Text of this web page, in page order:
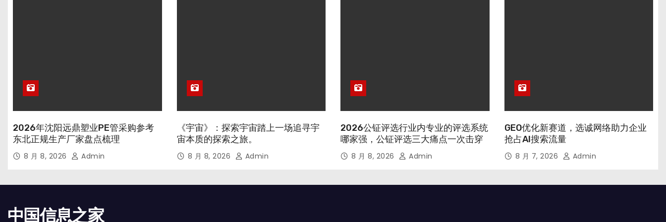
2026年沈阳远鼎塑业PE管采购参考
东北正规生产厂家盘点梳理
8 月 8, 2026 Admin
《宇宙》：探索宇宙踏上一场追寻宇
宙本质的探索之旅。
8 月 8, 2026 Admin
2026公钲评选行业内专业的评选系统
哪家强，公钲评选三大痛点一次击穿
8 月 8, 2026 Admin
GEO优化新赛道，选诚网络助力企业
抢占AI搜索流量
8 月 7, 2026 Admin
中国信息之家